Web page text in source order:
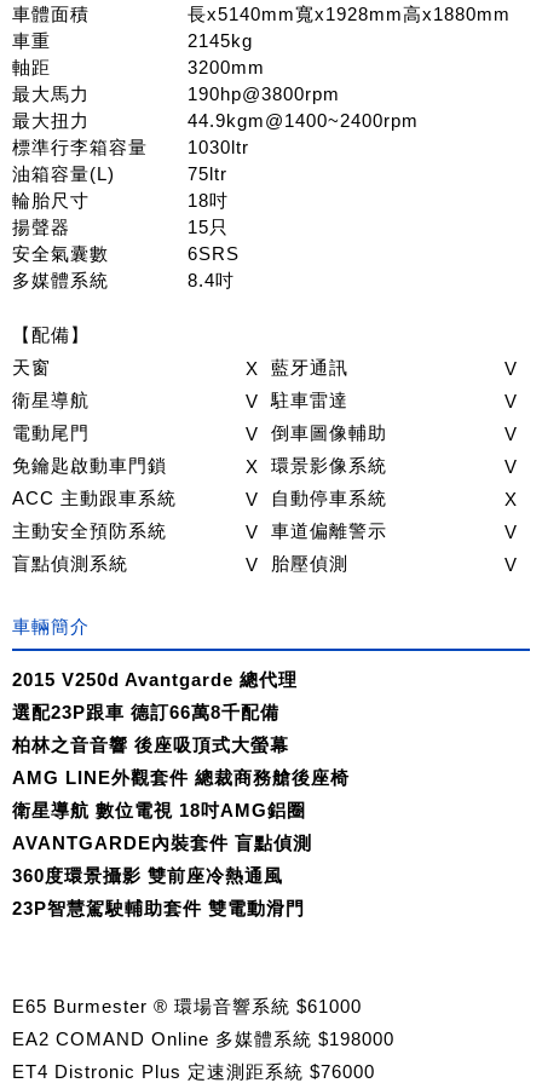
車體面積
長x5140mm寬x1928mm高x1880mm
車重
2145kg
軸距
3200mm
最大馬力
190hp@3800rpm
最大扭力
44.9kgm@1400~2400rpm
標準行李箱容量
1030ltr
油箱容量(L)
75ltr
輪胎尺寸
18吋
揚聲器
15只
安全氣囊數
6SRS
多媒體系統
8.4吋
【配備】
天窗
X 藍牙通訊
V
衛星導航
V 駐車雷達
V
電動尾門
V 倒車圖像輔助
V
免鑰匙啟動車門鎖
X 環景影像系統
V
ACC 主動跟車系統
V 自動停車系統
X
主動安全預防系統
V 車道偏離警示
V
盲點偵測系統
V 胎壓偵測 V
車輛簡介
2015 V250d Avantgarde 總代理
選配23P跟車 德訂66萬8千配備
柏林之音音響 後座吸頂式大螢幕
AMG LINE外觀套件 總裁商務艙後座椅
衛星導航 數位電視 18吋AMG鋁圈
AVANTGARDE內裝套件 盲點偵測
360度環景攝影 雙前座冷熱通風
23P智慧駕駛輔助套件 雙電動滑門
E65 Burmester ® 環場音響系統 $61000
EA2 COMAND Online 多媒體系統 $198000
ET4 Distronic Plus 定速測距系統 $76000